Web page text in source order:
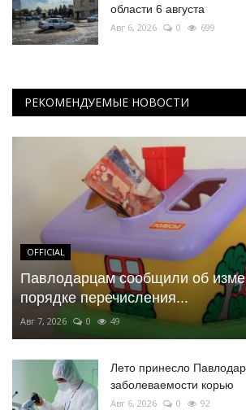
области 6 августа
Авг 6, 2026 0 699
РЕКОМЕНДУЕМЫЕ НОВОСТИ
OFFICIAL
Павлодарцам сообщили об
порядке перечисления...
Авг 7, 2026 0 49
Лето принесло
заболеваемости корью
Авг 6, 2026 0 92